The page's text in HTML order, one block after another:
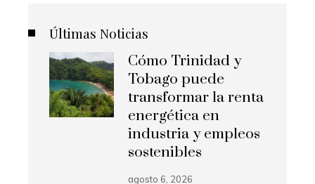
Últimas Noticias
Cómo Trinidad y
Tobago puede
transformar la renta
energética en
industria y empleos
sostenibles
agosto 6, 2026